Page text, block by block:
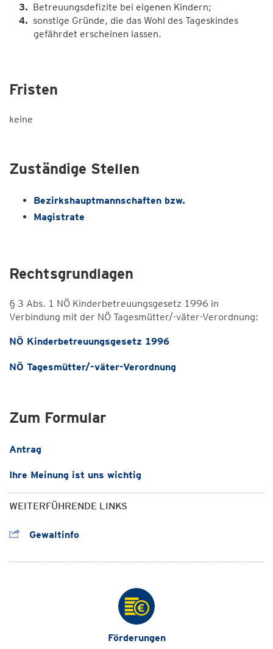
Betreuungsdefizite bei eigenen Kindern;
sonstige Gründe, die das Wohl des Tageskindes
gefährdet erscheinen lassen.
Fristen
keine
Zuständige Stellen
Bezirkshauptmannschaften bzw.
Magistrate
Rechtsgrundlagen
§ 3 Abs. 1 NÖ Kinderbetreuungsgesetz 1996 in
Verbindung mit der NÖ Tagesmütter/-väter-Verordnung:
NÖ Kinderbetreuungsgesetz 1996
NÖ Tagesmütter/-väter-Verordnung
Zum Formular
Antrag
Ihre Meinung ist uns wichtig
WEITERFÜHRENDE LINKS
Gewaltinfo
Förderungen